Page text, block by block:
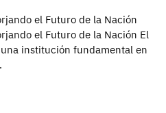
el Futuro de la Nación
el Futuro de la Nación El
institución fundamental en